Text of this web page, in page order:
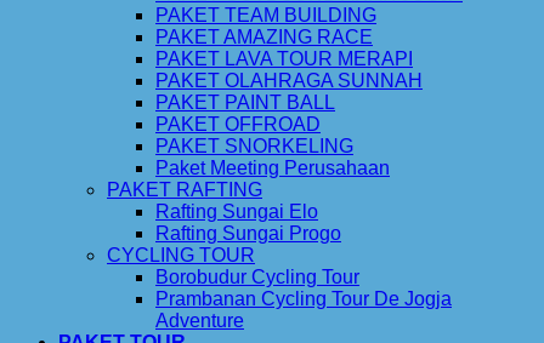
PAKET TEAM BUILDING
PAKET AMAZING RACE
PAKET LAVA TOUR MERAPI
PAKET OLAHRAGA SUNNAH
PAKET PAINT BALL
PAKET OFFROAD
PAKET SNORKELING
Paket Meeting Perusahaan
PAKET RAFTING
Rafting Sungai Elo
Rafting Sungai Progo
CYCLING TOUR
Borobudur Cycling Tour
Prambanan Cycling Tour De Jogja
Adventure